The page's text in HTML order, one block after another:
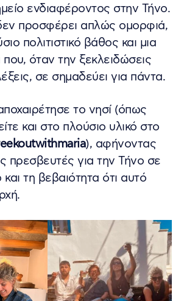
ενδιαφέροντος στην Τήνο.
προσφέρει απλώς ομορφιά,
πολιτιστικό βάθος και μια
που, όταν την ξεκλειδώσεις
σε σημαδεύει για πάντα.
το νησί (όπως
και στο πλούσιο υλικό στο
), αφήνοντας
πρεσβευτές για την Τήνο σε
τη βεβαιότητα ότι αυτό